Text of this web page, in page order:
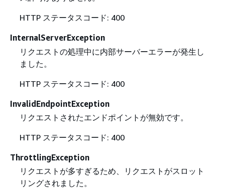
HTTP ステータスコード: 400
InternalServerException
リクエストの処理中に内部サーバーエラーが発生し
ました。
HTTP ステータスコード: 400
InvalidEndpointException
リクエストされたエンドポイントが無効です。
HTTP ステータスコード: 400
ThrottlingException
リクエストが多すぎるため、リクエストがスロット
リングされました。